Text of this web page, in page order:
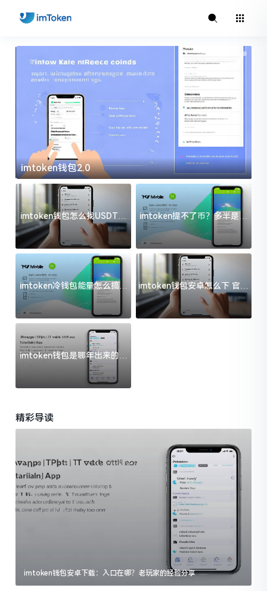
imtoken钱包2.0
imtoken钱包怎么找USDT地
址？三步搞定不踩坑
imtoken提不了币？多半是这
几件事没处理好
imtoken冷钱包能量怎么搞？
过来人告诉你门道
imtoken钱包安卓怎么下 官方
渠道避坑指南
imtoken钱包是哪年出来的？
一文给你说清楚
精彩导读
imtoken钱包安卓下载：入口在哪？老玩家的经验分享